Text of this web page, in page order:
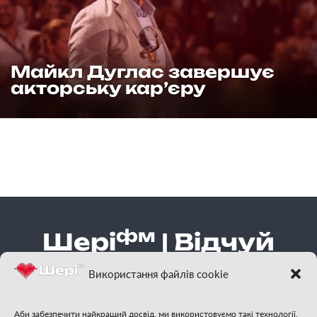
Використання файлів cookie
Аби забезпечити найкращий досвід, ми використовуємо такі технології,
Майкл Дуглас завершує
акторську кар’єру
Шеріфм | Відчуй
гарну музику